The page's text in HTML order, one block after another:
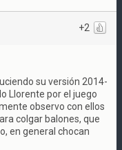
+2
su versión 2014-
Llorente por el juego
observo con ellos
colgar balones, que
en general chocan